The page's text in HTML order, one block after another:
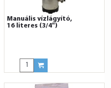
Manuális vízlágyító,
16 literes (3/4")